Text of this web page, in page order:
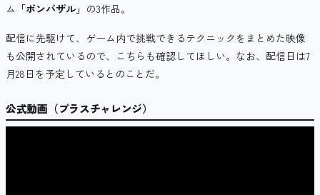
ム 「ボンバザル」 の3作品。
配信に先駆けて、ゲーム内で挑戦できるテクニックをまとめた映像
も公開されているので、こちらも確認してほしい。なお、配信日は7
月28日を予定しているとのことだ。
公式動画（プラスチャレンジ）